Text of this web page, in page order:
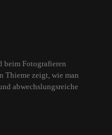
beim Fotografieren
Thieme zeigt, wie man
abwechslungsreiche